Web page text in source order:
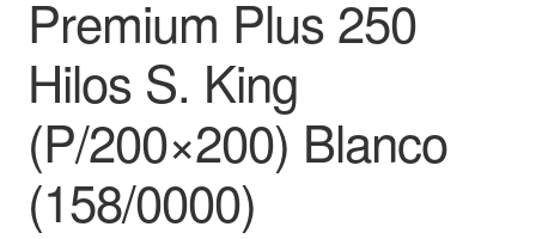
Premium Plus 250
Hilos S. King
(P/200×200) Blanco
(158/0000)